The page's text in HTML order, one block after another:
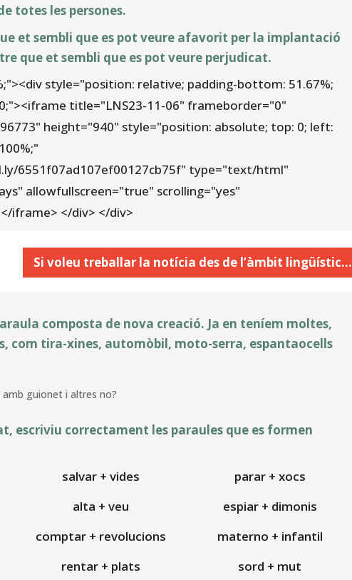
totes les persones.
et sembli que es pot veure afavorit per la implantació
que et sembli que es pot veure perjudicat.
style="position: relative; padding-bottom: 51.67%;
title="LNS23-11-06" frameborder="0"
height="940" style="position: absolute; top: 0; left:
6551f07ad107ef00127cb75f" type="text/html"
allowfullscreen="true" scrolling="yes"
iframe> </div> </div>
Si voleu treballar la notícia des de l’àmbit lingüístic…
composta de nova creació. Ja en teníem moltes,
com tira-xines, automòbil, moto-serra, espantaocells
amb guionet i altres no?
escriviu correctament les paraules que es formen
salvar + vides
alta + veu
comptar + revolucions
rentar + plats
parar + xocs
espiar + dimonis
materno + infantil
sord + mut